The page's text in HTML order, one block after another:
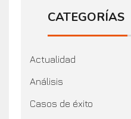
CATEGORÍAS
Actualidad
Análisis
Casos de éxito